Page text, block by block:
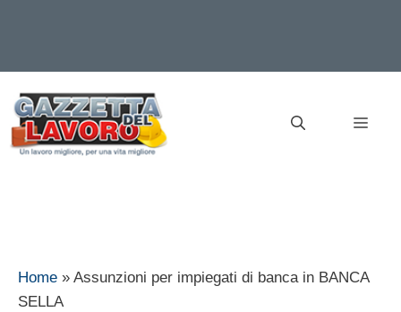
contenuto
Home » Assunzioni per impiegati di banca in BANCA
SELLA